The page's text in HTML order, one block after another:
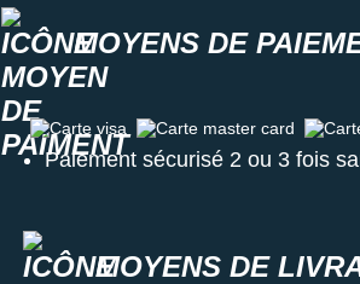
inoxydable
Verre renforcé Corning Gorilla
Affichage de la police en 2 tailles
Toutes lesGarmin Venu 3sur i-Run.
Les autres produitsGarmin
MOYENS DE
Carte visa Carte master card Carte
Paiement sécurisé 2 ou 3 fois
MOYENS DE